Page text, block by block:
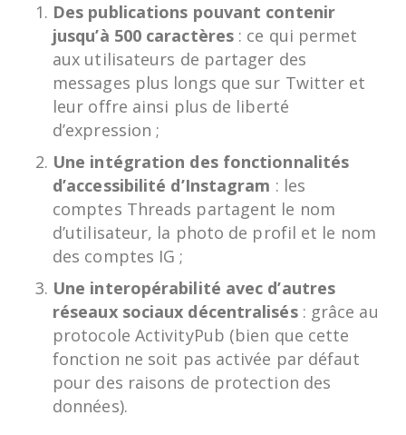
Des publications pouvant contenir
jusqu’à 500 caractères: ce qui permet
aux utilisateurs de partager des
messages plus longs que sur Twitter et
leur offre ainsi plus de liberté
d’expression ;
Une intégration des fonctionnalités
d’accessibilité d’Instagram : les
comptes Threads partagent le nom
d’utilisateur, la photo de profil et le nom
des comptes IG ;
Une interopérabilité avec d’autres
réseaux sociaux décentralisés: grâce au
protocole ActivityPub (bien que cette
fonction ne soit pas activée par défaut
pour des raisons de protection des
données).